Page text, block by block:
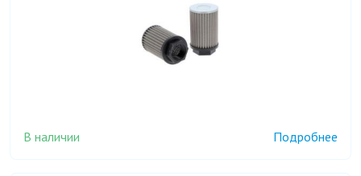
В наличии Подробнее